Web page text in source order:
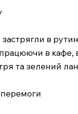
в
в кафе,
та зелений
перемоги